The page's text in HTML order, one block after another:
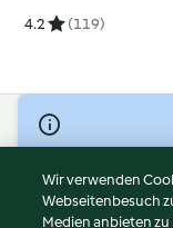
4.2 (119)
© Copyright 2026
Wir verwenden
Webseitenbesuch
Medien anbieten